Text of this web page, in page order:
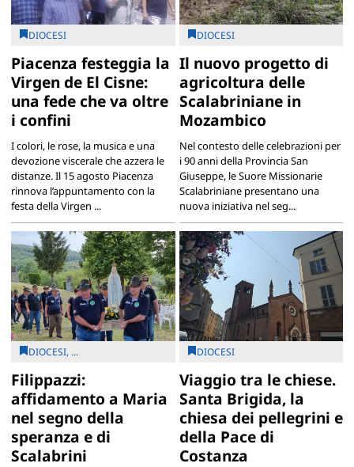
DIOCESI
Piacenza festeggia la
Virgen de El Cisne:
una fede che va oltre
i confini
I colori, le rose, la musica e una
devozione viscerale che azzera le
distanze. Il 15 agosto Piacenza
rinnova l’appuntamento con la
festa della Virgen ...
DIOCESI
Il nuovo progetto di
agricoltura delle
Scalabriniane in
Mozambico
Nel contesto delle celebrazioni per
i 90 anni della Provincia San
Giuseppe, le Suore Missionarie
Scalabriniane presentano una
nuova iniziativa nel seg...
DIOCESI, ...
Filippazzi:
affidamento a Maria
nel segno della
speranza e di
Scalabrini
DIOCESI
Viaggio tra le chiese.
Santa Brigida, la
chiesa dei pellegrini e
della Pace di
Costanza